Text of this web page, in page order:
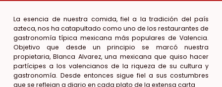
La esencia de nuestra comida, fiel a la tradición del país
azteca, nos ha catapultado como uno de los restaurantes de
gastronomía típica mexicana más populares de Valencia.
Objetivo que desde un principio se marcó nuestra
propietaria, Blanca Alvarez, una mexicana que quiso hacer
partícipes a los valencianos de la riqueza de su cultura y
gastronomía. Desde entonces sigue fiel a sus costumbres
que se reflejan a diario en cada plato de la extensa carta